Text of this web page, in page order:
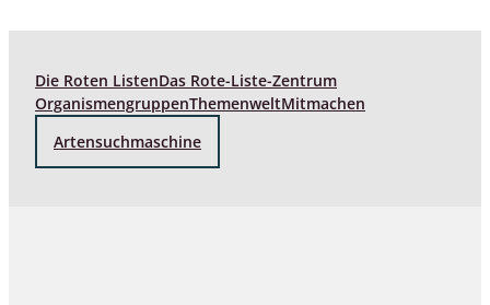
Die Roten ListenDas Rote-Liste-Zentrum
OrganismengruppenThemenweltMitmachen
Artensuchmaschine